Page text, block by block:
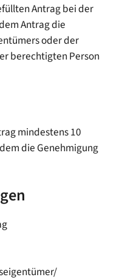
Antrag bei der
Antrag die
oder der
berechtigten Person
mindestens 10
die Genehmigung